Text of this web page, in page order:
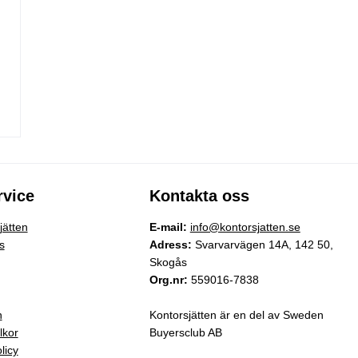
Kontakta oss
E-mail: info@kontorsjatten.se
Adress: Svarvarvägen 14A, 142 50,
Skogås
Org.nr: 559016-7838
Kontorsjätten är en del av Sweden
Buyersclub AB